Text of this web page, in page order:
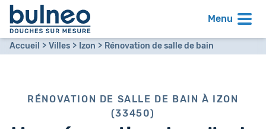
Menu
Accueil Villes Izon Rénovation de salle de bain
RÉNOVATION DE SALLE DE BAIN À IZON
(33450)